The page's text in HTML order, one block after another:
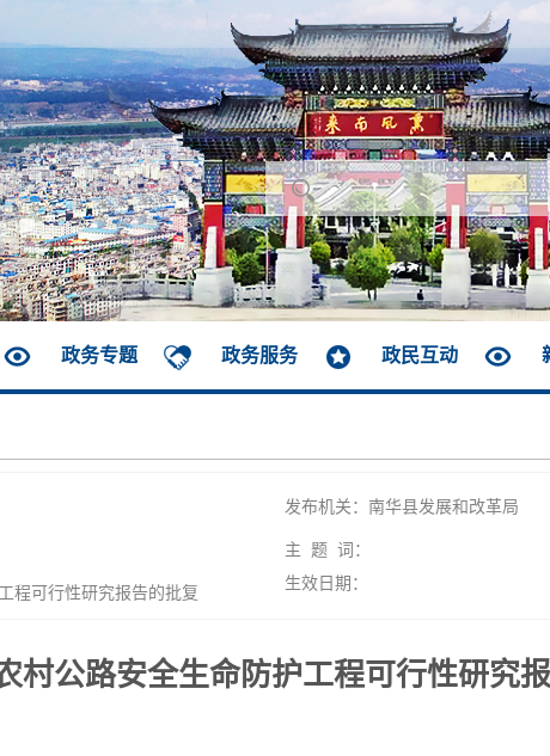
政务专题 政务服务 政民互动
发布机关：南华县发展和改革局
主 题 词：
程可行性研究报告的批复 生效日期：
村公路安全生命防护工程可行性研究